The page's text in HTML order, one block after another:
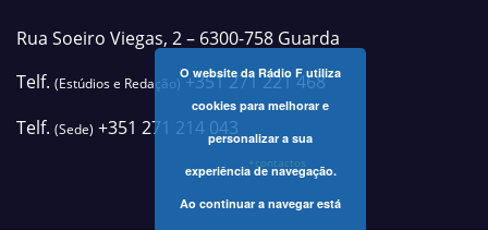
Rua Soeiro Viegas, 2 – 6300-758 Guarda
Telf. (Estúdios e Redação)+351 271 221 468
Telf. (Sede) +351 271 214 043
+contactos
O website da Rádio F utiliza
cookies para melhorar e
personalizar a sua
experiência de navegação.
Ao continuar a navegar está